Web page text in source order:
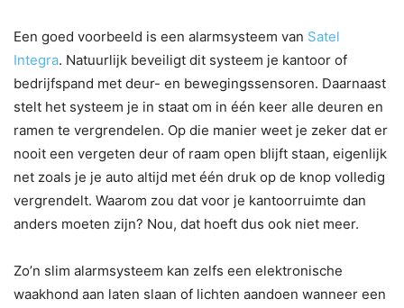
Een goed voorbeeld is een alarmsysteem van Satel
Integra. Natuurlijk beveiligt dit systeem je kantoor of
bedrijfspand met deur- en bewegingssensoren. Daarnaast
stelt het systeem je in staat om in één keer alle deuren en
ramen te vergrendelen. Op die manier weet je zeker dat er
nooit een vergeten deur of raam open blijft staan, eigenlijk
net zoals je je auto altijd met één druk op de knop volledig
vergrendelt. Waarom zou dat voor je kantoorruimte dan
anders moeten zijn? Nou, dat hoeft dus ook niet meer.
Zo’n slim alarmsysteem kan zelfs een elektronische
waakhond aan laten slaan of lichten aandoen wanneer een